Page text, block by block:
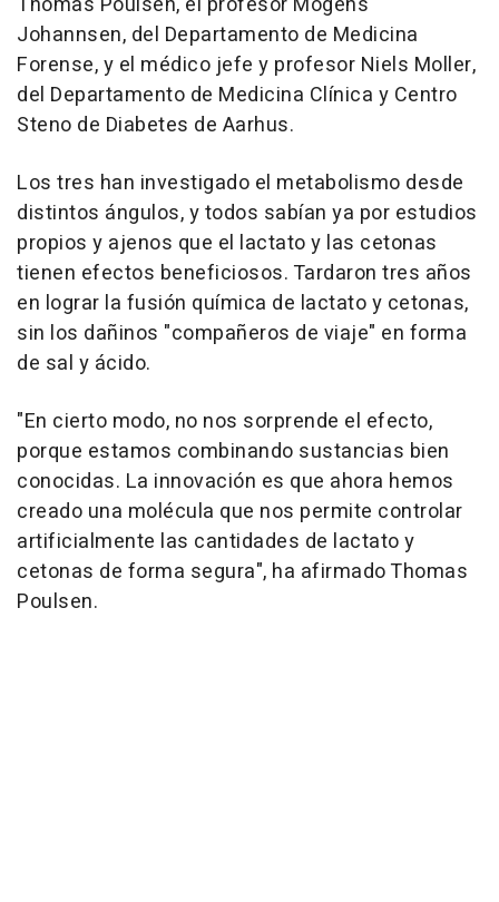
Johannsen, del Departamento de Medicina
Forense, y el médico jefe y profesor Niels Moller,
del Departamento de Medicina Clínica y Centro
Steno de Diabetes de Aarhus.
Los tres han investigado el metabolismo desde
distintos ángulos, y todos sabían ya por estudios
propios y ajenos que el lactato y las cetonas
tienen efectos beneficiosos. Tardaron tres años
en lograr la fusión química de lactato y cetonas,
sin los dañinos "compañeros de viaje" en forma
de sal y ácido.
"En cierto modo, no nos sorprende el efecto,
porque estamos combinando sustancias bien
conocidas. La innovación es que ahora hemos
creado una molécula que nos permite controlar
artificialmente las cantidades de lactato y
cetonas de forma segura", ha afirmado Thomas
Poulsen.